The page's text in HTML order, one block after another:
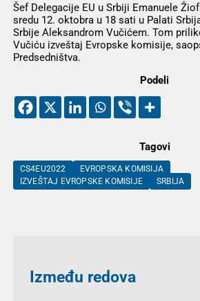
Šef Delegacije EU u Srbiji Emanuele
sredu 12. oktobra u 18 sati u Palati
Srbije Aleksandrom Vučićem. Tom
Vučiću izveštaj Evropske komisije,
Predsedništva.
Podeli
Tagovi
CS4EU2022
EVROPSKA KOMISIJA
IZVEŠTAJ EVROPSKE KOMISIJE
SRBIJA
Između redova